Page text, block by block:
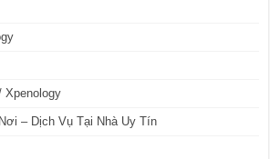
Xpenology
– Dịch Vụ Tại Nhà Uy Tín